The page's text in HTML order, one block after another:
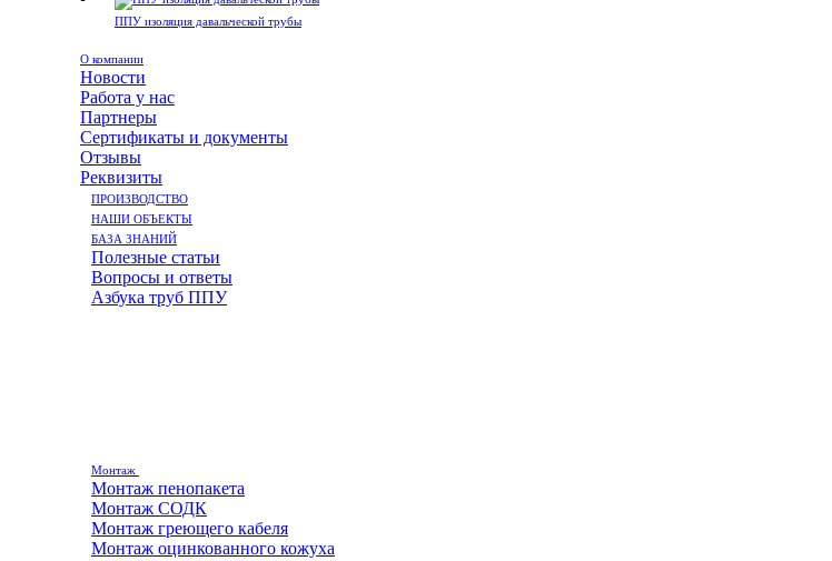
ППУ изоляция давальческой трубы
О компании
Новости
Работа у нас
Партнеры
Сертификаты и документы
Отзывы
Реквизиты
ПРОИЗВОДСТВО
НАШИ ОБЪЕКТЫ
БАЗА ЗНАНИЙ
Полезные статьи
Вопросы и ответы
Азбука труб ППУ
Монтаж
Монтаж пенопакета
Монтаж СОДК
Монтаж греющего кабеля
Монтаж оцинкованного кожуха